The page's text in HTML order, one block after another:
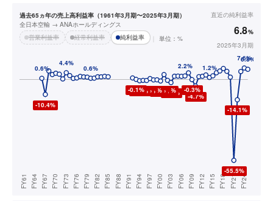
過去65ヵ年の売上高利益率（1961年3月期〜2025年3月期）
全日本空輸 → ANAホールディングス
営業利益率
経常利益率 純利益率 単位：%
直近の純利益率
6.8%
2025年3月期